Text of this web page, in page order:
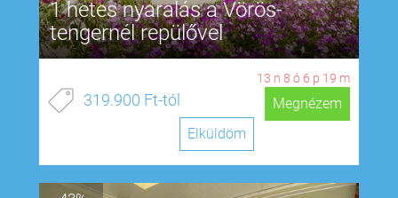
1 hetes nyaralás a Vörös-
tengernél repülővel
13 n 8 ó 6 p 18 m
319.900 Ft-tól
Megnézem
Elküldöm